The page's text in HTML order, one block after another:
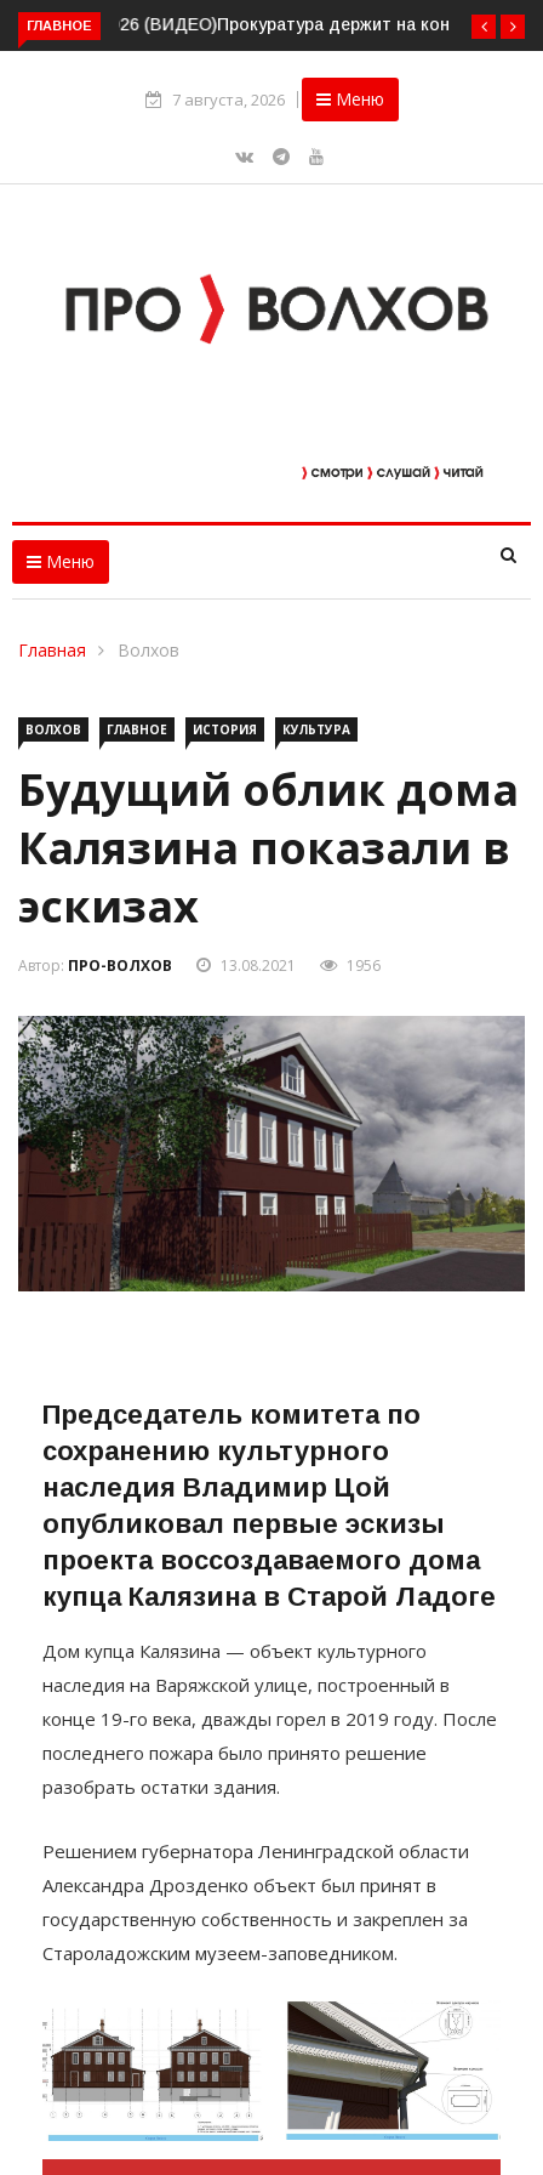
ГЛАВНОЕ
Прокуратура держит на контроле организацию
пассажирских перевозок в Волховском районе
7 августа, 2026
ВОЛХОВ ГЛАВНОЕ ИСТОРИЯ КУЛЬТУРА
Будущий облик дома
Калязина показали в
эскизах
Автор:ПРО-ВОЛХОВ 13.08.2021 1956
Председатель комитета по
сохранению культурного
наследия Владимир Цой
опубликовал первые эскизы
проекта воссоздаваемого дома
купца Калязина в Старой Ладоге
Дом купца Калязина — объект культурного
наследия на Варяжской улице, построенный в
конце 19-го века, дважды горел в 2019 году. После
последнего пожара было принято решение
Решением губернатора Ленинградской области
Александра Дрозденко объект был принят в
государственную собственность и закреплен за
Староладожским музеем-заповедником.